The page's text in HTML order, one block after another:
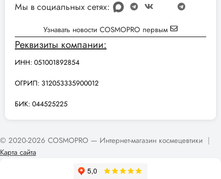
Мы в социальных сетях:
Узнавать новости COSMOPRO первым
Реквизиты компании:
ИНН: 051001892854
ОГРИП: 312053335900012
БИК: 044525225
© 2020-2026 COSMOPRO — Интернет-магазин космецевтики |
Карта сайта